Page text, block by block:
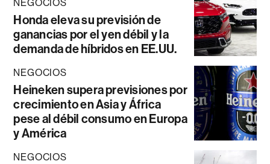
NEGOCIOS
Honda eleva su previsión de
ganancias por el yen débil y la
demanda de híbridos en EE.UU.
NEGOCIOS
Heineken supera previsiones por
crecimiento en Asia y África
pese al débil consumo en Europa
y América
NEGOCIOS